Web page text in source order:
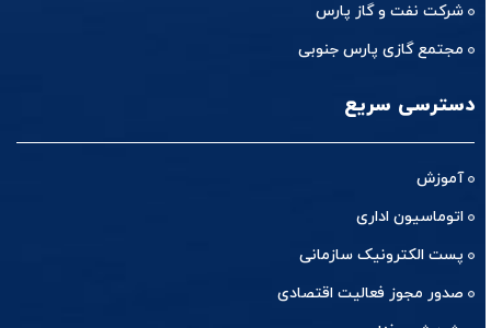
شرکت نفت و گاز پارس
مجتمع گازی پارس جنوبی
دسترسی سریع
آموزش
اتوماسیون اداری
پست الکترونیک سازمانی
صدور مجوز فعالیت اقتصادی